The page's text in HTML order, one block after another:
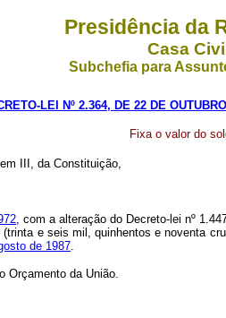
Presidência da
Casa Civil
Subchefia para
LEI Nº 2.364, DE 22 DE
Fixa o valor do
III, da Constituição,
, com a alteração do Decreto-lei nº
e seis mil, quinhentos e noventa
de 1987.
Orçamento da União.